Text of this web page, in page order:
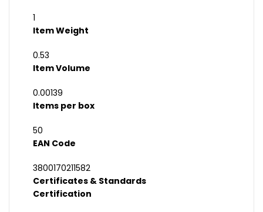
1
Item Weight
0.53
Item Volume
0.00139
Items per box
50
EAN Code
3800170211582
Certificates & Standards
Certification